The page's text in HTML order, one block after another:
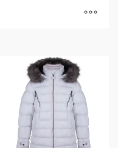
plusieurs
variations.
options
peuvent